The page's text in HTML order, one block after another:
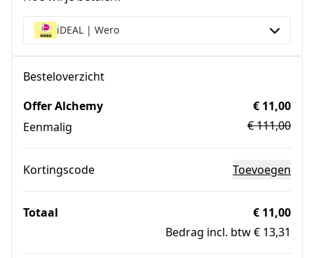
iDEAL | Wero
Besteloverzicht
Offer Alchemy
Eenmalig
€ 11,00
€ 111,00
Kortingscode Toevoegen
Totaal
€ 11,00
Bedrag incl. btw € 13,31